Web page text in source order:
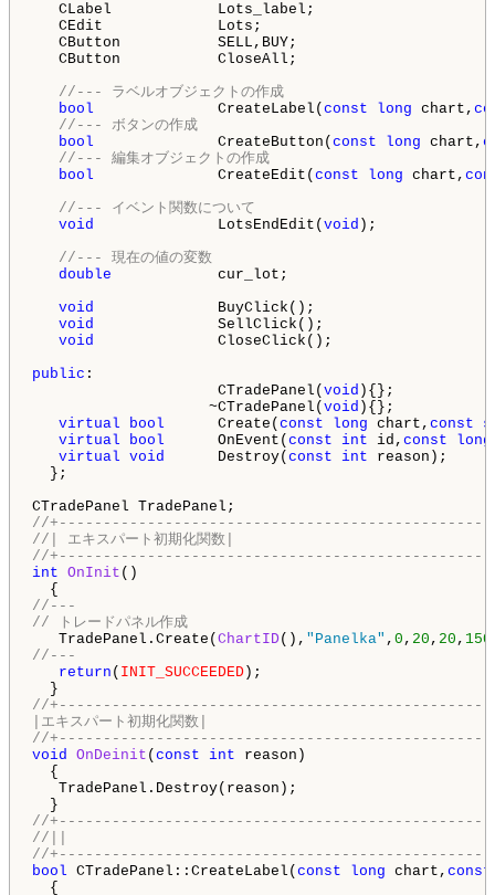
CLabel
CEdit
CButton
CButton
//--- ラベルオブジェクトの作成
bool CreateLabel( const long chart,
//--- ボタンの作成
bool CreateButton( const long chart,
//--- 編集オブジェクトの作成
bool CreateEdit( const long chart,
//--- イベント関数について
void LotsEndEdit( void
//--- 現在の値の変数
double
void
void
void
public :
CTradePanel( void ){};
~CTradePanel( void ){};
virtual
bool Create( const long chart, const
virtual
bool OnEvent( const int id, const long
virtual void Destroy( const int reason);
};
//
//| エキスパート初期化関数|
//
int OnInit ()
//---
// トレードパネル作成
TradePanel.Create( ChartID(), "Panelka" , 0 , 20 , 20 , 150
//---
return ( INIT_SUCCEEDED );
//
|エキスパート初期化関数|
//
void OnDeinit ( const int reason)
{
TradePanel.Destroy(reason);
//
//||
//
bool CTradePanel::CreateLabel( const long chart, const